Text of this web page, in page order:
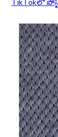
TikTokలో